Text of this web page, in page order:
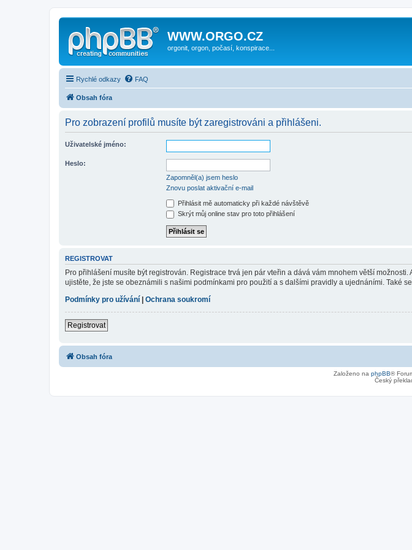
WWW.ORGO.CZ
orgonit, orgon, počasí, konspirace...
Rychlé odkazy FAQ
Obsah fóra
Pro zobrazení profilů musíte být zaregistrováni a přihlášeni.
Uživatelské jméno:
Heslo:
Zapomněl(a) jsem heslo
Znovu poslat aktivační e-mail
Přihlásit mě automaticky při každé návštěvě
Skrýt můj online stav pro toto přihlášení
REGISTROVAT
Pro přihlášení musíte být registrován. Registrace trvá jen pár vteřin a dává vám mnohem větší
ujistěte, že jste se obeznámili s našimi podmínkami pro použití a s dalšími pravidly a ujednáními. Také
Podmínky pro užívání
Ochrana soukromí
Registrovat
Obsah fóra
Založeno na phpBB®
Český